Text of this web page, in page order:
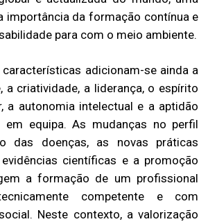
importância da formação contínua e
para com o meio ambiente.
adicionam-se ainda a
a criatividade, a liderança, o espírito
a autonomia intelectual e a aptidão
em equipa. As mudanças no perfil
das doenças, as novas práticas
científicas e a promoção
a formação de um profissional
competente e com
Neste contexto, a valorização